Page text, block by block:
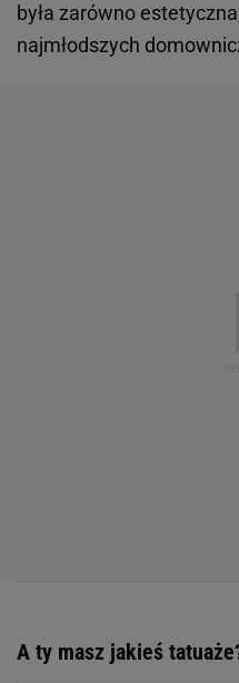
była zarówno
najmłodszych
A ty masz jakieś